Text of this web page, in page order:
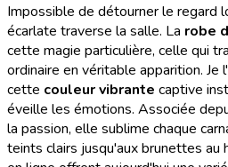
Impossible de détourner le regard
écarlate traverse la salle. La robe
cette magie particulière, celle qui
ordinaire en véritable apparition. Je
cette couleur vibrante captive
éveille les émotions. Associée
la passion, elle sublime chaque
teints clairs jusqu'aux brunettes au